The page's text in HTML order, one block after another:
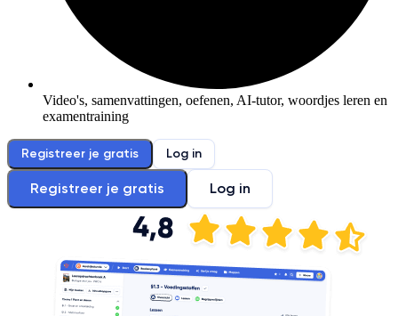
Video's, samenvattingen, oefenen, AI-tutor, woordjes leren en
examentraining
Registreer je gratis Log in
Registreer je gratis Log in